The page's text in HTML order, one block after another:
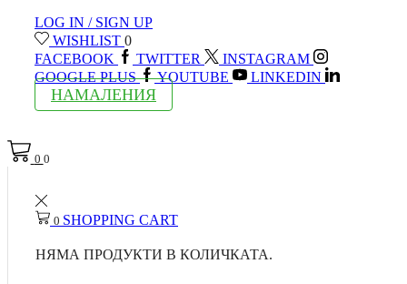
LOG IN / SIGN UP
WISHLIST 0
FACEBOOK
TWITTER
INSTAGRAM
GOOGLE PLUS
YOUTUBE LINKEDIN
НАМАЛЕНИЯ
0 0
0 SHOPPING CART
НЯМА ПРОДУКТИ В КОЛИЧКАТА.